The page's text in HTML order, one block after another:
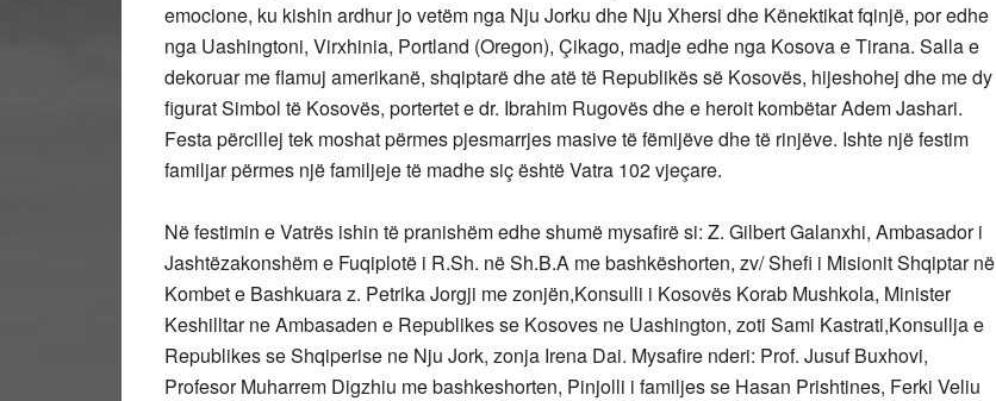
emocione, ku kishin ardhur jo vetëm nga Nju Jorku dhe Nju Xhersi dhe Kënektikat fqinjë, por edhe
nga Uashingtoni, Virxhinia, Portland (Oregon), Çikago, madje edhe nga Kosova e Tirana. Salla e
dekoruar me flamuj amerikanë, shqiptarë dhe atë të Republikës së Kosovës, hijeshohej dhe me dy
figurat Simbol të Kosovës, portertet e dr. Ibrahim Rugovës dhe e heroit kombëtar Adem Jashari.
Festa përcillej tek moshat përmes pjesmarrjes masive të fëmijëve dhe të rinjëve. Ishte një festim
familjar përmes një familjeje të madhe siç është Vatra 102 vjeçare.
Në festimin e Vatrës ishin të pranishëm edhe shumë mysafirë si: Z. Gilbert Galanxhi, Ambasador i
Jashtëzakonshëm e Fuqiplotë i R.Sh. në Sh.B.A me bashkëshorten, zv/ Shefi i Misionit Shqiptar në
Kombet e Bashkuara z. Petrika Jorgji me zonjën,Konsulli i Kosovës Korab Mushkola, Minister
Keshilltar ne Ambasaden e Republikes se Kosoves ne Uashington, zoti Sami Kastrati,Konsullja e
Republikes se Shqiperise ne Nju Jork, zonja Irena Dai. Mysafire nderi: Prof. Jusuf Buxhovi,
Profesor Muharrem Digzhiu me bashkeshorten, Pinjolli i familjes se Hasan Prishtines, Ferki Veliu